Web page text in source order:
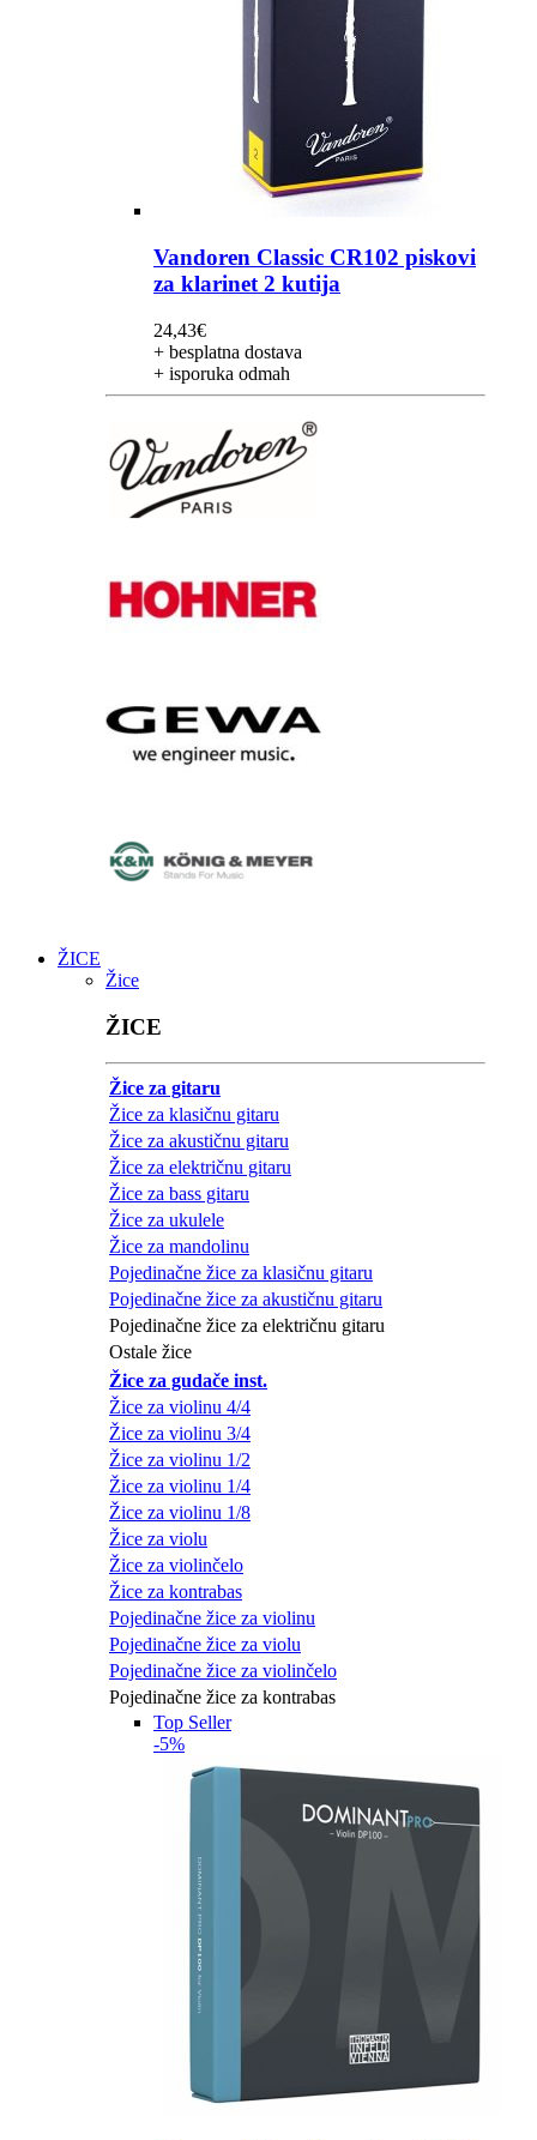
Vandoren Classic CR102 piskovi
za klarinet 2 kutija
24,43€
+ besplatna dostava
+ isporuka odmah
ŽICE
Žice
ŽICE
Žice za gitaru
Žice za klasičnu gitaru
Žice za akustičnu gitaru
Žice za električnu gitaru
Žice za bass gitaru
Žice za ukulele
Žice za mandolinu
Pojedinačne žice za klasičnu gitaru
Pojedinačne žice za akustičnu gitaru
Pojedinačne žice za električnu gitaru
Ostale žice
Žice za gudače inst.
Žice za violinu 4/4
Žice za violinu 3/4
Žice za violinu 1/2
Žice za violinu 1/4
Žice za violinu 1/8
Žice za violu
Žice za violinčelo
Žice za kontrabas
Pojedinačne žice za violinu
Pojedinačne žice za violu
Pojedinačne žice za violinčelo
Pojedinačne žice za kontrabas
Top Seller
-5%